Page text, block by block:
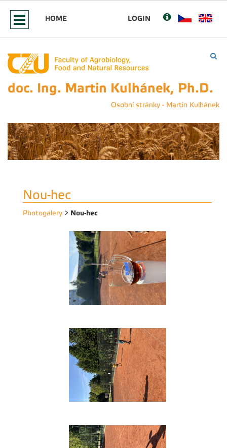
HOME LOGIN
doc. Ing. Martin Kulhánek, Ph.D.
Osobní stránky - Martin Kulhánek
Nou-hec
Photogalery > Nou-hec